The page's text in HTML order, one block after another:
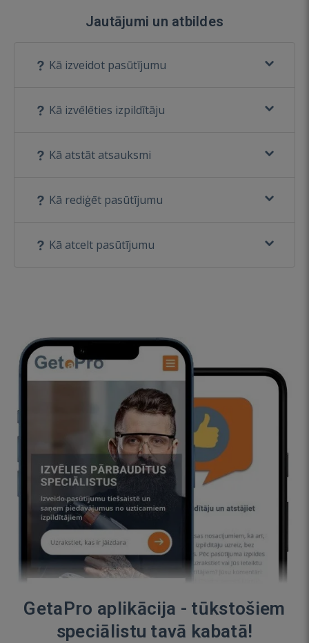
Jautājumi un atbildes
Kā izveidot pasūtījumu
Kā izvēlēties izpildītāju
Kā atstāt atsauksmi
Kā rediģēt pasūtījumu
Kā atcelt pasūtījumu
GetaPro aplikācija - tūkstošiem
speciālistu tavā kabatā!